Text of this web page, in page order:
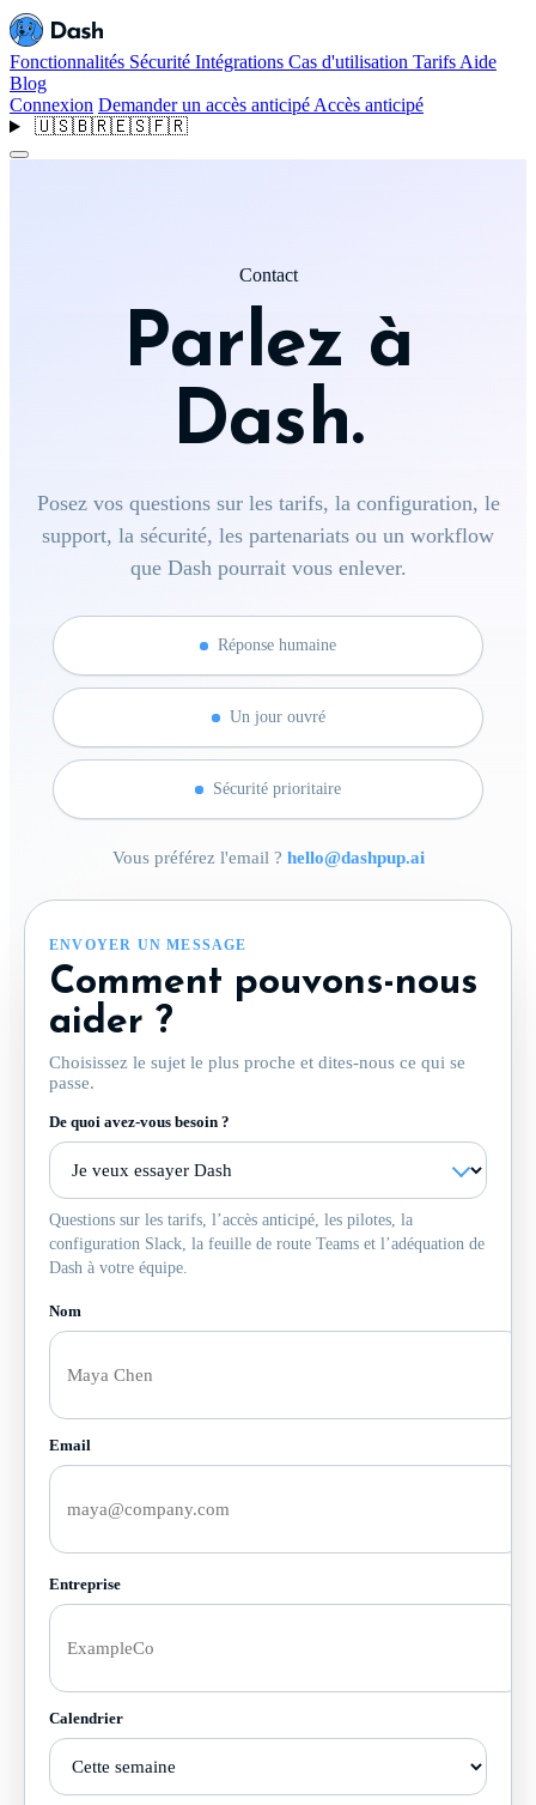
Fonctionnalités Sécurité Intégrations Cas d'utilisation Tarifs Aide
Blog
Connexion Demander un accès anticipé Accès anticipé
🇺🇸🇧🇷🇪🇸🇫🇷
Contact
Parlez à
Dash.
Posez vos questions sur les tarifs, la configuration, le
support, la sécurité, les partenariats ou un workflow
que Dash pourrait vous enlever.
Réponse humaine
Un jour ouvré
Sécurité prioritaire
Vous préférez l'email ? hello@dashpup.ai
ENVOYER UN MESSAGE
Comment pouvons-nous
aider ?
Choisissez le sujet le plus proche et dites-nous ce qui se
passe.
De quoi avez-vous besoin ?
Questions sur les tarifs, l’accès anticipé, les pilotes, la
configuration Slack, la feuille de route Teams et l’adéquation de
Dash à votre équipe.
Nom
Email
Entreprise
Calendrier